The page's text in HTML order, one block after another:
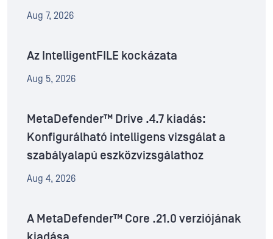
Aug 7, 2026
Az IntelligentFILE kockázata
Aug 5, 2026
MetaDefender™ Drive .4.7 kiadás:
Konfigurálható intelligens vizsgálat a
szabályalapú eszközvizsgálathoz
Aug 4, 2026
A MetaDefender™ Core .21.0 verziójának